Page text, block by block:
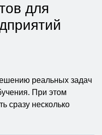
для
реальных задач
При этом
сразу несколько